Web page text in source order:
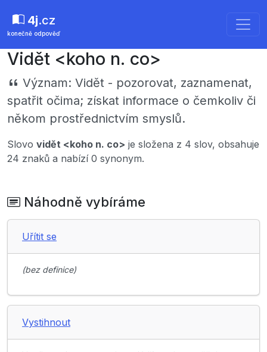
4j.cz
konečně odpověď
Vidět <koho n. co>
Význam: Vidět - pozorovat, zaznamenat,
spatřit očima; získat informace o čemkoliv či
někom prostřednictvím smyslů.
Slovo vidět <koho n. co> je složena z 4 slov, obsahuje
24 znaků a nabízí 0 synonym.
Náhodně vybíráme
Uřítit se
(bez definice)
Vystihnout